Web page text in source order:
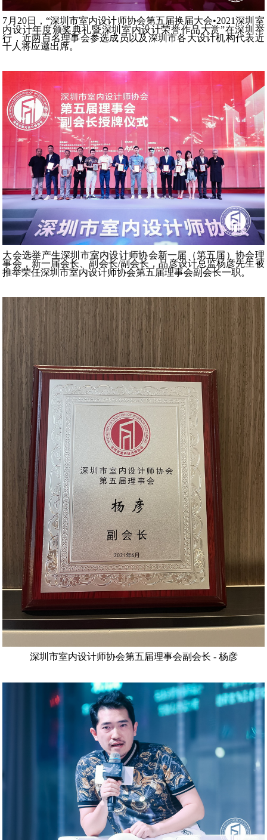
7 月 20日，“深圳市室内设计师协会第五届换届大会•2021深圳室
内设计年度颁奖典礼暨深圳室内设计荣誉作品大赏”在深圳举
行，近两百名理事会参选成员以及深圳市各大设计机构代表近
千人将应邀出席。
大会选举产生深圳市室内设计师协会新一届（第五届）协会理
事会，新一届会长、副会长/副会长，品彦设计总监杨彦先生被
推举荣任深圳市室内设计师协会第五届理事会副会长一职。
深圳市室内设计师协会第五届理事会副会长 - 杨彦